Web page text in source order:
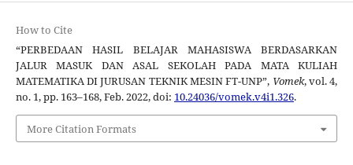
How to Cite
“PERBEDAAN HASIL BELAJAR MAHASISWA BERDASARKAN
JALUR MASUK DAN ASAL SEKOLAH PADA MATA KULIAH
MATEMATIKA DI JURUSAN TEKNIK MESIN FT-UNP”, Vomek, vol. 4,
no. 1, pp. 163–168, Feb. 2022, doi: 10.24036/vomek.v4i1.326.
More Citation Formats